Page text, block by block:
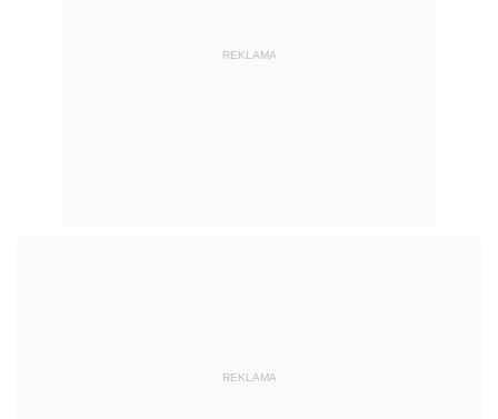
REKLAMA
REKLAMA